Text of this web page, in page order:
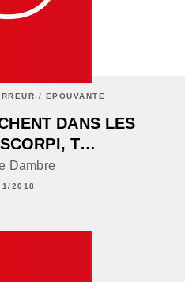
/ EPOUVANTE
DANS LES
T…
Dambre
2018